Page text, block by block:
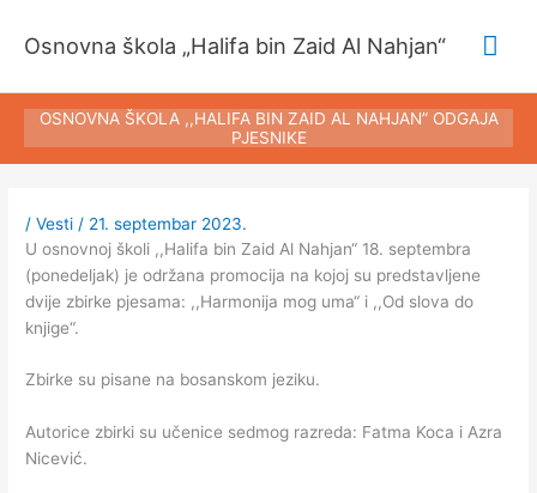
Osnovna škola „Halifa bin Zaid Al Nahjan“
OSNOVNA ŠKOLA ,,HALIFA BIN ZAID AL NAHJAN” ODGAJA
PJESNIKE
/Vesti / 21. septembar 2023.
U osnovnoj školi ,,Halifa bin Zaid Al Nahjan“ 18. septembra
(ponedeljak) je održana promocija na kojoj su predstavljene
dvije zbirke pjesama: ,,Harmonija mog uma“ i ,,Od slova do
knjige“.
Zbirke su pisane na bosanskom jeziku.
Autorice zbirki su učenice sedmog razreda: Fatma Koca i Azra
Nicević.